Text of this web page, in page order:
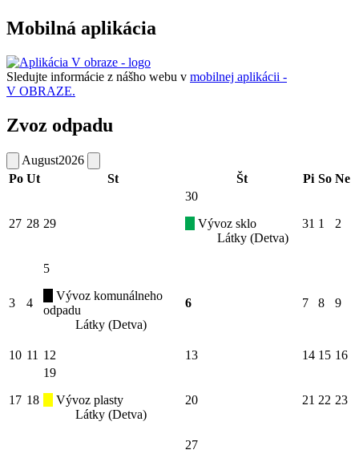
Mobilná aplikácia
Sledujte informácie z nášho webu v mobilnej aplikácii -
V OBRAZE.
Zvoz odpadu
August2026
Po Ut St Št Pi So Ne
27 28 29
30
Vývoz sklo
Látky (Detva)
31 1 2
3 4
5
Vývoz komunálneho
odpadu
Látky (Detva)
6 7 8 9
10 11 12 13 14 15 16
17 18
19
Vývoz plasty
Látky (Detva)
20 21 22 23
27